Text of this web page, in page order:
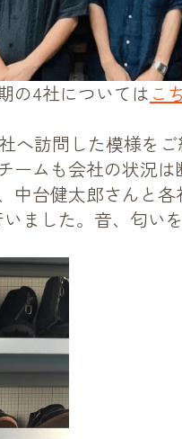
の4社については こ
へ訪問した模様を
ームも会社の状況
中台健太郎さんと
ました。音、匂い